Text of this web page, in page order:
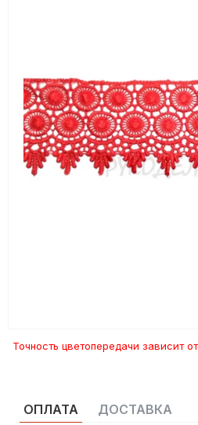
Точность цветопередачи зависит
ОПЛАТА ДОСТАВКА